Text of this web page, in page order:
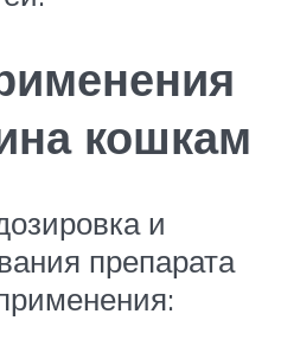
кошкам
и
препарата